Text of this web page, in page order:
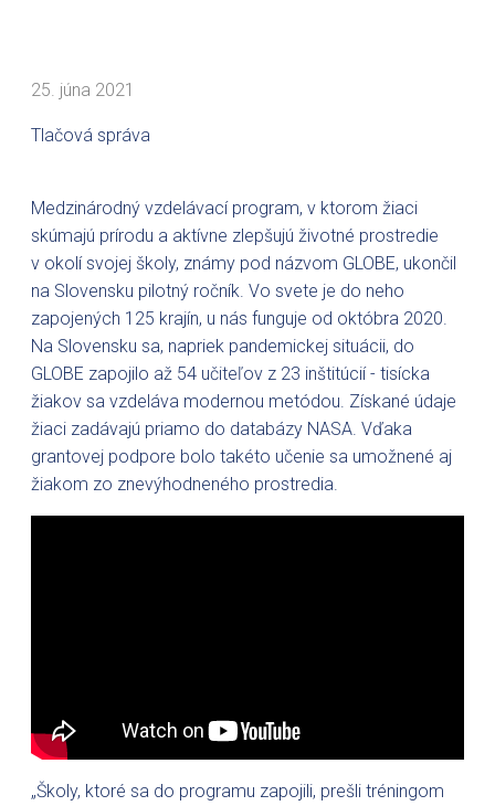
25. júna 2021
Tlačová správa
Medzinárodný vzdelávací program, v ktorom žiaci
skúmajú prírodu a aktívne zlepšujú životné prostredie
v okolí svojej školy, známy pod názvom GLOBE, ukončil
na Slovensku pilotný ročník. Vo svete je do neho
zapojených 125 krajín, u nás funguje od októbra 2020.
Na Slovensku sa, napriek pandemickej situácii, do
GLOBE zapojilo až 54 učiteľov z 23 inštitúcií - tisícka
žiakov sa vzdeláva modernou metódou. Získané údaje
žiaci zadávajú priamo do databázy NASA. Vďaka
grantovej podpore bolo takéto učenie sa umožnené aj
žiakom zo znevýhodneného prostredia.
„Školy, ktoré sa do programu zapojili, prešli tréningom